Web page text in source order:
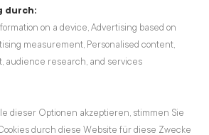
durch:
on a device, Advertising based on
measurement, Personalised content,
audience research, and services
dieser Optionen akzeptieren, stimmen Sie
durch diese Website für diese Zwecke